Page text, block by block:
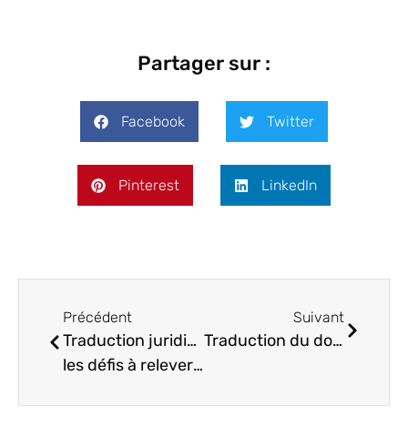
Partager sur :
Facebook Twitter
Pinterest LinkedIn
Précédent
Traduction juridique en anglais :
les défis à relever et les options à privilégier
Suivant
Traduction du document d’enregistrement universel (URD) : faites appel à une agence spécialisée !